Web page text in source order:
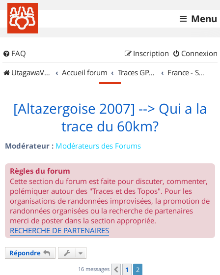
Menu
FAQ Connexion
Inscription
UtagawaVTT (Randos VTT et VTTAE avec traces GPS)
Accueil forum Traces GPS de randos VTT France - Sud Est
[Altazergoise 2007] --> Qui a la
trace du 60km?
Modérateur : Modérateurs des Forums
Règles du forum
Cette section du forum est faite pour discuter, commenter,
polémiquer autour des "Traces et des Topos". Pour les
organisations de randonnées improvisées, la promotion de
randonnées organisées ou la recherche de partenaires
merci de poster dans la section appropriée.
RECHERCHE DE PARTENAIRES
Répondre
16 messages Précédent
1 2